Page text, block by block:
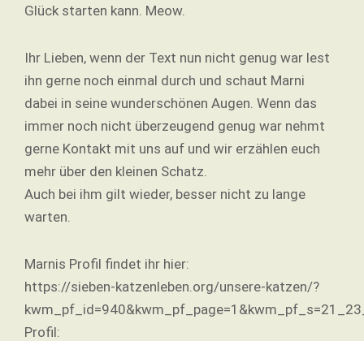
Glück starten kann. Meow.
Ihr Lieben, wenn der Text nun nicht genug war lest
ihn gerne noch einmal durch und schaut Marni
dabei in seine wunderschönen Augen. Wenn das
immer noch nicht überzeugend genug war nehmt
gerne Kontakt mit uns auf und wir erzählen euch
mehr über den kleinen Schatz.
Auch bei ihm gilt wieder, besser nicht zu lange
warten.
Marnis Profil findet ihr hier:
https://sieben-katzenleben.org/unsere-katzen/?
Profil: